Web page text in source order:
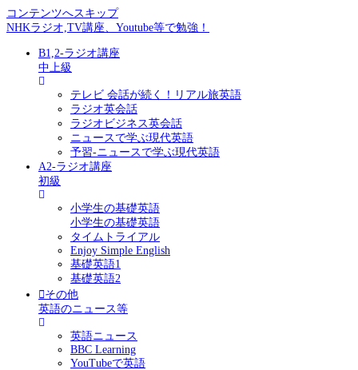
コンテンツへスキップ
NHKラジオ,TV講座、Youtube等で勉強！
B1,2-ラジオ講座
中上級
テレビ 会話が続く！リアル旅英語
ラジオ英会話
ラジオビジネス英会話
ニュースで学ぶ現代英語
予習-ニュースで学ぶ現代英語
A2-ラジオ講座
初級
小学生の基礎英語
小学生の基礎英語
タイムトライアル
Enjoy Simple English
基礎英語1
基礎英語2
その他
英語のニュース等
英語ニュース
BBC Learning
YouTubeで英語